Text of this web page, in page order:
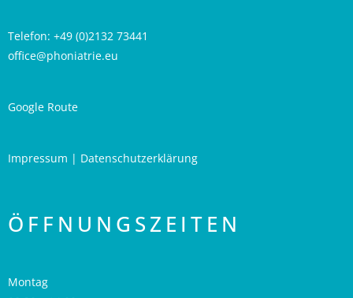
Telefon: +49 (0)2132 73441
office@phoniatrie.eu
Google Route
Impressum | Datenschutzerklärung
ÖFFNUNGSZEITEN
Montag